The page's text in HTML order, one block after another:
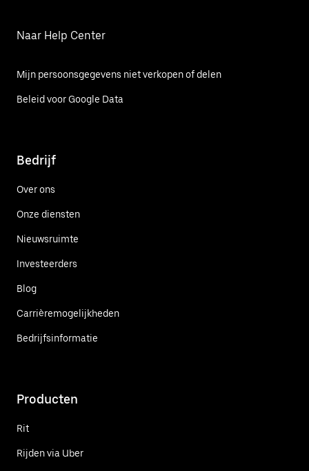
Naar Help Center
Mijn persoonsgegevens niet verkopen of delen
Beleid voor Google Data
Bedrijf
Over ons
Onze diensten
Nieuwsruimte
Investeerders
Blog
Carrièremogelijkheden
Bedrijfsinformatie
Producten
Rit
Rijden via Uber